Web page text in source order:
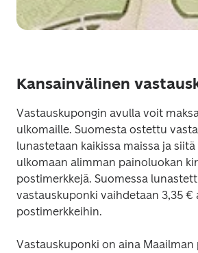
Kansainvälinen
Vastauskupongin avulla voit
ulkomaille. Suomesta ostettu
lunastetaan kaikissa maissa ja
ulkomaan alimman painoluokan
postimerkkejä. Suomessa
vastauskuponki vaihdetaan 3,35 €
postimerkkeihin.
Vastauskuponki on aina